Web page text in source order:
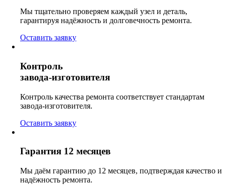
Мы тщательно проверяем каждый узел и деталь,
гарантируя надёжность и долговечность ремонта.
Оставить заявку
Контроль
завода-изготовителя
Контроль качества ремонта соответствует стандартам
завода-изготовителя.
Оставить заявку
Гарантия 12 месяцев
Мы даём гарантию до 12 месяцев, подтверждая качество и
надёжность ремонта.